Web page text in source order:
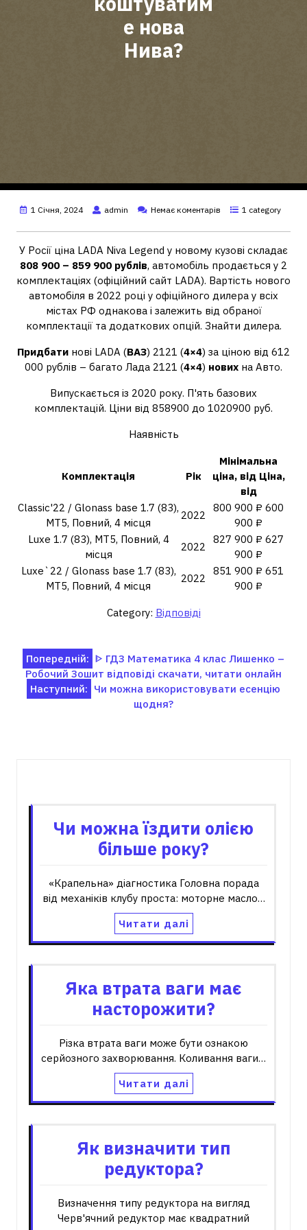
е нова
Нива?
1 Січня, 2024 admin Немає коментарів 1 category
У Росії ціна LADA Niva Legend у новому кузові складає
808 900 – 859 900 рублів, автомобіль продається у 2
комплектаціях (офіційний сайт LADA). Вартість нового
автомобіля в 2022 році у офіційного дилера у всіх
містах РФ однакова і залежить від обраної
комплектації та додаткових опцій. Знайти дилера.
Придбати нові LADA (ВАЗ) 2121 (4×4) за ціною від 612
000 рублів – багато Лада 2121 (4×4) нових на Авто.
Випускається із 2020 року. П'ять базових
комплектацій. Ціни від 858900 до 1020900 руб.
Наявність
Комплектація Рік
Мінімальна
ціна, від Ціна,
від
Classic'22 / Glonass base 1.7 (83),
MT5, Повний, 4 місця
2022
800 900 ₽ 600
900 ₽
Luxe 1.7 (83), MT5, Повний, 4
місця
2022
827 900 ₽ 627
900 ₽
Luxe`22 / Glonass base 1.7 (83),
MT5, Повний, 4 місця
2022
851 900 ₽ 651
900 ₽
Category: Відповіді
Навігація
записів
Попередній: ᐈ ГДЗ Математика 4 клас Лишенко –
Робочий Зошит відповіді скачати, читати онлайн
Наступний: Чи можна використовувати есенцію
щодня?
Чи можна їздити олією
більше року?
«Крапельна» діагностика Головна порада
від механіків клубу проста: моторне масло…
Читати далі
Яка втрата ваги має
насторожити?
Різка втрата ваги може бути ознакою
серйозного захворювання. Коливання ваги…
Читати далі
Як визначити тип
редуктора?
Визначення типу редуктора на вигляд
Черв'ячний редуктор має квадратний